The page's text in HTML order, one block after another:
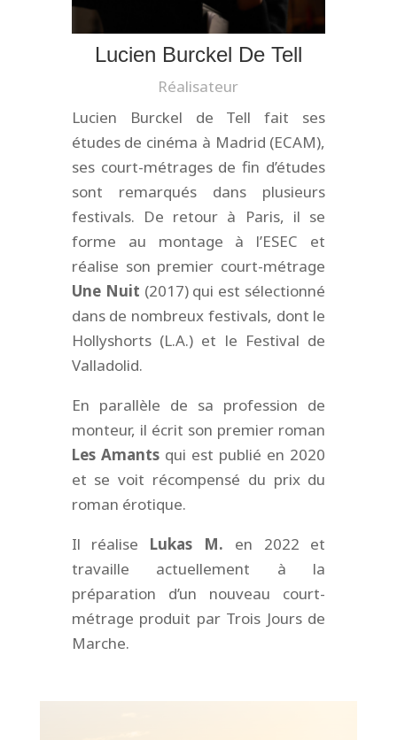
Lucien Burckel De Tell
Réalisateur
Lucien Burckel de Tell fait ses
études de cinéma à Madrid (ECAM),
ses court-métrages de fin d’études
sont remarqués dans plusieurs
festivals. De retour à Paris, il se
forme au montage à l’ESEC et
réalise son premier court-métrage
Une Nuit (2017) qui est sélectionné
dans de nombreux festivals, dont le
Hollyshorts (L.A.) et le Festival de
Valladolid.
En parallèle de sa profession de
monteur, il écrit son premier roman
Les Amants qui est publié en 2020
et se voit récompensé du prix du
roman érotique.
Il réalise Lukas M. en 2022 et
travaille actuellement à la
préparation d’un nouveau court-
métrage produit par Trois Jours de
Marche.